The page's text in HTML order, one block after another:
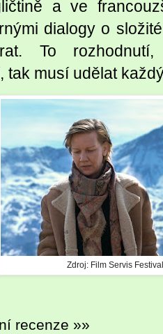
a ve
dialogy o
To
tak musí udělat
Zdroj: Film Servis
recenze »»